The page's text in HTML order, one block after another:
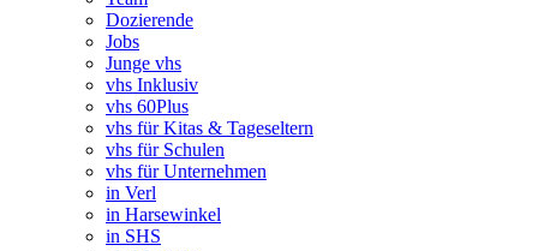
Dozierende
Jobs
Junge vhs
vhs Inklusiv
vhs 60Plus
vhs für Kitas & Tageseltern
vhs für Schulen
vhs für Unternehmen
in Verl
in Harsewinkel
in SHS